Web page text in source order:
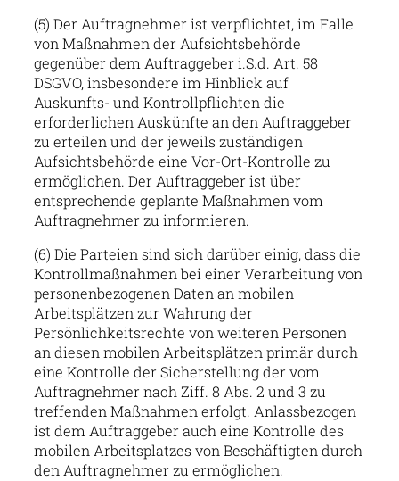
(5) Der Auftragnehmer ist verpflichtet, im Falle
von Maßnahmen der Aufsichtsbehörde
gegenüber dem Auftraggeber i.S.d. Art. 58
DSGVO, insbesondere im Hinblick auf
Auskunfts- und Kontrollpflichten die
erforderlichen Auskünfte an den Auftraggeber
zu erteilen und der jeweils zuständigen
Aufsichtsbehörde eine Vor-Ort-Kontrolle zu
ermöglichen. Der Auftraggeber ist über
entsprechende geplante Maßnahmen vom
Auftragnehmer zu informieren.
(6) Die Parteien sind sich darüber einig, dass die
Kontrollmaßnahmen bei einer Verarbeitung von
personenbezogenen Daten an mobilen
Arbeitsplätzen zur Wahrung der
Persönlichkeitsrechte von weiteren Personen
an diesen mobilen Arbeitsplätzen primär durch
eine Kontrolle der Sicherstellung der vom
Auftragnehmer nach Ziff. 8 Abs. 2 und 3 zu
treffenden Maßnahmen erfolgt. Anlassbezogen
ist dem Auftraggeber auch eine Kontrolle des
mobilen Arbeitsplatzes von Beschäftigten durch
den Auftragnehmer zu ermöglichen.